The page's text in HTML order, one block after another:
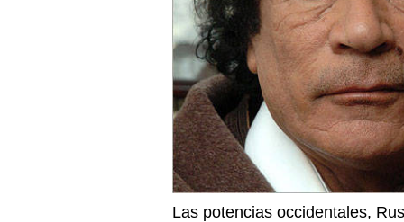
Las potencias occidentales,